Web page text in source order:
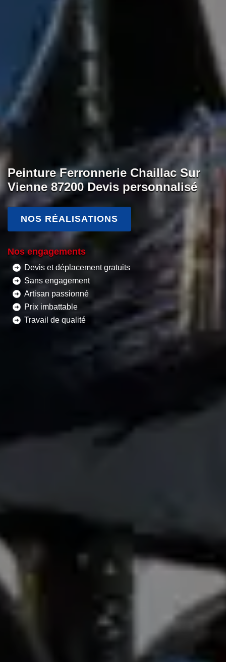
Peinture Ferronnerie Chaillac Sur
Vienne 87200 Devis personnalisé
NOS RÉALISATIONS
Nos engagements
Devis et déplacement gratuits
Sans engagement
Artisan passionné
Prix imbattable
Travail de qualité